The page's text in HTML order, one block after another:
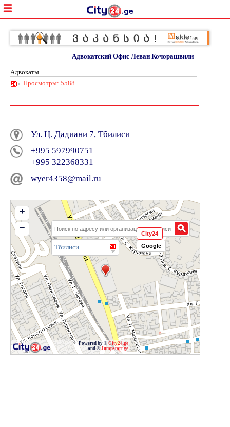
Адвокатский Офис Леван Кочорашвили
Адвокаты
Просмотры: 5588
Ул. Ц. Дадиани 7, Тбилиси
+995 597990751
+995 322368331
wyer4358@mail.ru
Тбилиси
Powered by © City24.ge
and ©Jumpstart.ge
+
−
City24
Google